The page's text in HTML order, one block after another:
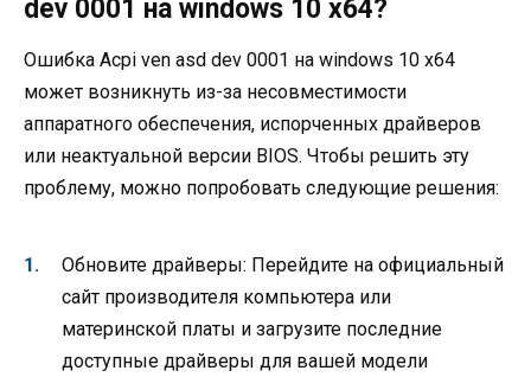
dev 0001 на windows 10 x64?
Ошибка Acpi ven asd dev 0001 на windows 10 x64
может возникнуть из-за несовместимости
аппаратного обеспечения, испорченных драйверов
или неактуальной версии BIOS. Чтобы решить эту
проблему, можно попробовать следующие решения:
Обновите драйверы: Перейдите на официальный
сайт производителя компьютера или
материнской платы и загрузите последние
доступные драйверы для вашей модели